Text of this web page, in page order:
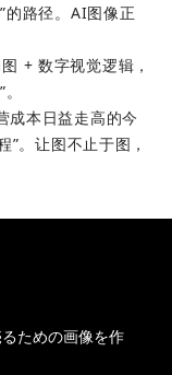
的路径。AI图像正
+ 数字视觉逻辑，
成本日益走高的今
”。让图不止于图，
ための画像を作